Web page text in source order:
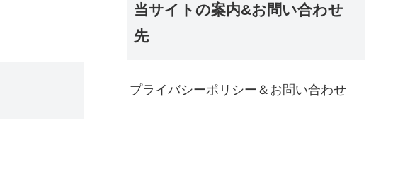
当サイトの案内&お問い合わせ
先
プライバシーポリシー＆お問い合わせ